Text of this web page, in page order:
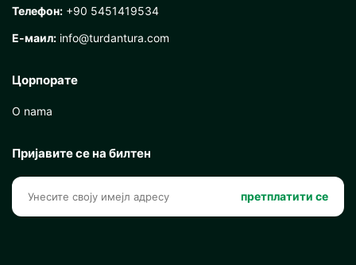
Телефон: +90 5451419534
Е-маил: info@turdantura.com
Цорпорате
O nama
Пријавите се на билтен
претплатити се